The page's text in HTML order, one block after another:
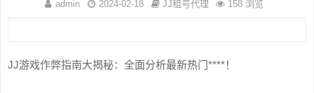
admin 2024-02-18 JJ租号代理 158 浏览
JJ游戏作弊指南大揭秘：全面分析最新热门****！